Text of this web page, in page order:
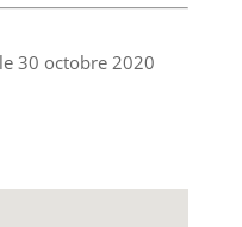
30 octobre 2020